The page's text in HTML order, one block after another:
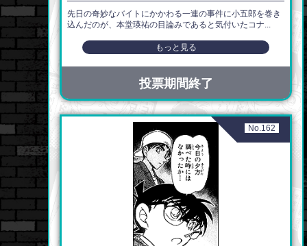
先日の奇妙なバイトにかかわる一連の事件に小五郎を巻き
込んだのが、本堂瑛祐の目論みであると気付いたコナ...
もっと見る
投票期間終了
No.162